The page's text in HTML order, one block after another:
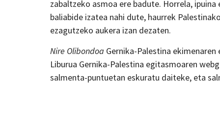
zabaltzeko asmoa ere badute. Horrela,
baliabide izatea nahi dute, haurrek
ezagutzeko aukera izan dezaten.
Nire Olibondoa Gernika-Palestina
Liburua Gernika-Palestina egitasmoaren
salmenta-puntuetan eskuratu daiteke, eta